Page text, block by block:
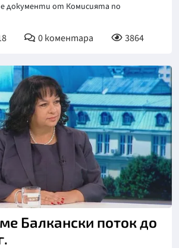
документи от Комисията по
0коментара 3864
Балкански поток до